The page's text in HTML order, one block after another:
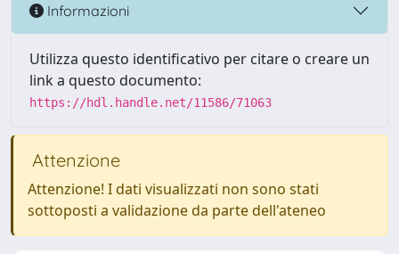
Informazioni
Utilizza questo identificativo per citare o creare un
link a questo documento:
https://hdl.handle.net/11586/71063
Attenzione
Attenzione! I dati visualizzati non sono stati
sottoposti a validazione da parte dell'ateneo